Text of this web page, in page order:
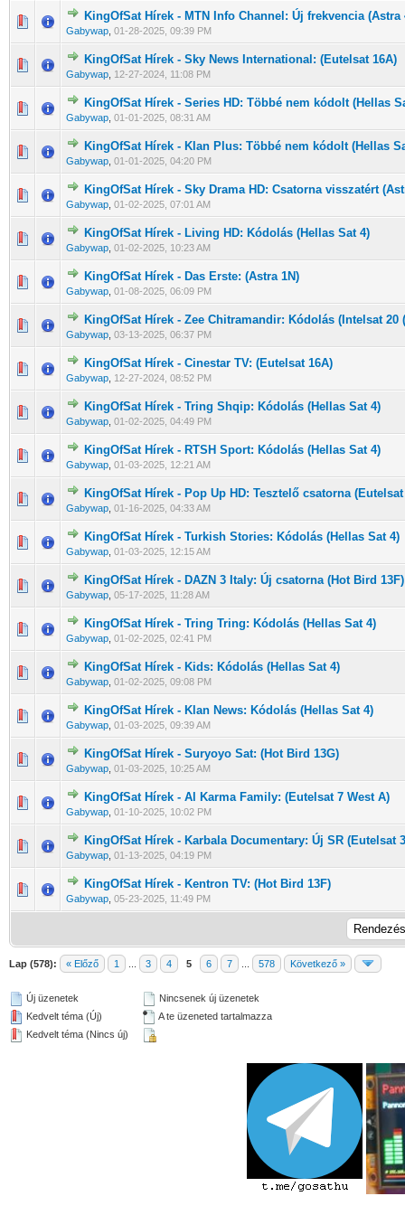
KingOfSat Hírek - MTN Info Channel: Új frekvencia (Astra
Gabywap 01-28-2025, 09:39 PM
0 Szavazat - 0 / 5 átlagban
12 345
KingOfSat Hírek - Sky News International: (Eutelsat 16A)
Gabywap 12-27-2024, 11:08 PM
0 Szavazat - 0 / 5 átlagban
12345
KingOfSat Hírek - Series HD: Többé nem kódolt (Hellas
Gabywap 01-01-2025, 08:31 AM
0 Szavazat - 0 / 5 átlagban
1 2345
KingOfSat Hírek - Klan Plus: Többé nem kódolt (Hellas
Gabywap 01-01-2025, 04:20 PM
0 Szavazat - 0 / 5 átlagban
12 3 45
KingOfSat Hírek - Sky Drama HD: Csatorna visszatért
Gabywap 01-02-2025, 07:01 AM
0 Szavazat - 0 / 5 átlagban
12345
KingOfSat Hírek - Living HD: Kódolás (Hellas Sat 4)
Gabywap 01-02-2025, 10:23 AM
0 Szavazat - 0 / 5 átlagban
12345
KingOfSat Hírek - Das Erste: (Astra 1N)
Gabywap 01-08-2025, 06:09 PM
0 Szavazat - 0 / 5 átlagban
12345
KingOfSat Hírek - Zee Chitramandir: Kódolás (Intelsat 20
Gabywap 03-13-2025, 06:37 PM
0 Szavazat - 0 / 5 átlagban
12345
KingOfSat Hírek - Cinestar TV: (Eutelsat 16A)
Gabywap 12-27-2024, 08:52 PM
0 Szavazat - 0 / 5 átlagban
12345
KingOfSat Hírek - Tring Shqip: Kódolás (Hellas Sat 4)
Gabywap 01-02-2025, 04:49 PM
0 Szavazat - 0 / 5 átlagban
123 45
KingOfSat Hírek - RTSH Sport: Kódolás (Hellas Sat 4)
Gabywap 01-03-2025, 12:21 AM
0 Szavazat - 0 / 5 átlagban
123 45
KingOfSat Hírek - Pop Up HD: Tesztelő csatorna (Eutelsat
Gabywap 01-16-2025, 04:33 AM
0 Szavazat - 0 / 5 átlagban
12 345
KingOfSat Hírek - Turkish Stories: Kódolás (Hellas Sat 4)
Gabywap 01-03-2025, 12:15 AM
0 Szavazat - 0 / 5 átlagban
1 2345
KingOfSat Hírek - DAZN 3 Italy: Új csatorna (Hot Bird 13F)
Gabywap 05-17-2025, 11:28 AM
0 Szavazat - 0 / 5 átlagban
123 45
KingOfSat Hírek - Tring Tring: Kódolás (Hellas Sat 4)
Gabywap 01-02-2025, 02:41 PM
0 Szavazat - 0 / 5 átlagban
123 4 5
KingOfSat Hírek - Kids: Kódolás (Hellas Sat 4)
Gabywap 01-02-2025, 09:08 PM
0 Szavazat - 0 / 5 átlagban
123 45
KingOfSat Hírek - Klan News: Kódolás (Hellas Sat 4)
Gabywap 01-03-2025, 09:39 AM
0 Szavazat - 0 / 5 átlagban
12 345
KingOfSat Hírek - Suryoyo Sat: (Hot Bird 13G)
Gabywap 01-03-2025, 10:25 AM
0 Szavazat - 0 / 5 átlagban
12345
KingOfSat Hírek - Al Karma Family: (Eutelsat 7 West A)
Gabywap 01-10-2025, 10:02 PM
0 Szavazat - 0 / 5 átlagban
123 45
KingOfSat Hírek - Karbala Documentary: Új SR (Eutelsat
Gabywap 01-13-2025, 04:19 PM
0 Szavazat - 0 / 5 átlagban
12345
KingOfSat Hírek - Kentron TV: (Hot Bird 13F)
Gabywap 05-23-2025, 11:49 PM
0 Szavazat - 0 / 5 átlagban
12345
Lap (578): « Előző 1 3 4 5 6 7 578 Következő »
Új üzenetek
Kedvelt téma (Új)
Kedvelt téma (Nincs új)
Nincsenek új üzenetek
A te üzeneted tartalmazza